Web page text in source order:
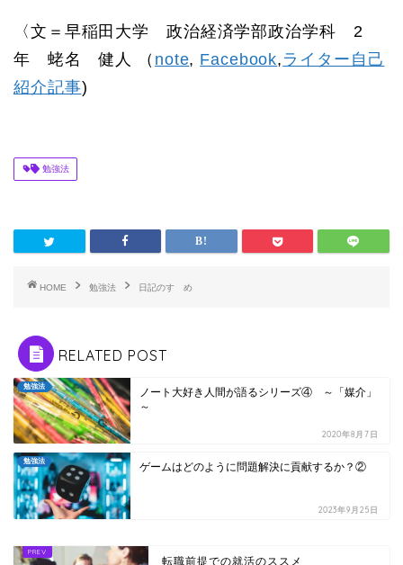
〈文＝早稲田大学 政治経済学部政治学科 2
年 蛯名 健人 （ note, Facebook, ライター自己
紹介記事)
勉強法
HOME 勉強法 日記のすゝめ
RELATED POST
勉強法
ノート大好き人間が語るシリーズ④ ～「媒介」
～
2020年8月7日
勉強法 ゲームはどのように問題解決に貢献するか？②
2023年9月25日
転職前提での就活のススメ